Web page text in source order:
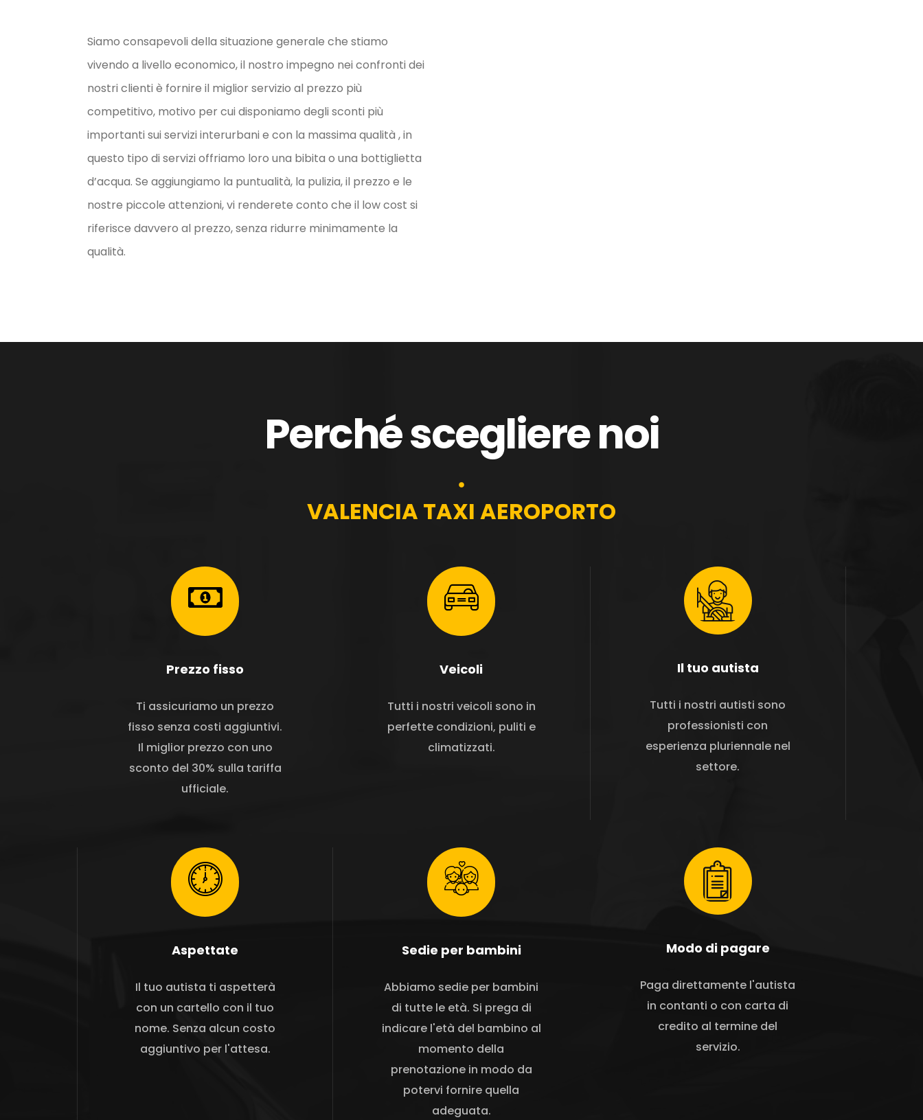
Siamo consapevoli della situazione generale che stiamo
vivendo a livello economico, il nostro impegno nei confronti dei
nostri clienti è fornire il miglior servizio al prezzo più
competitivo, motivo per cui disponiamo degli sconti più
importanti sui servizi interurbani e con la massima qualità , in
questo tipo di servizi offriamo loro una bibita o una bottiglietta
d’acqua. Se aggiungiamo la puntualità, la pulizia, il prezzo e le
nostre piccole attenzioni, vi renderete conto che il low cost si
riferisce davvero al prezzo, senza ridurre minimamente la
qualità.
Perché scegliere noi
VALENCIA TAXI AEROPORTO
Prezzo fisso
Ti assicuriamo un prezzo
fisso senza costi aggiuntivi.
Il miglior prezzo con uno
sconto del 30% sulla tariffa
ufficiale.
Veicoli
Tutti i nostri veicoli sono in
perfette condizioni, puliti e
climatizzati.
Il tuo autista
Tutti i nostri autisti sono
professionisti con
esperienza pluriennale nel
settore.
Aspettate
Il tuo autista ti aspetterà
con un cartello con il tuo
nome. Senza alcun costo
aggiuntivo per l'attesa.
Sedie per bambini
Abbiamo sedie per bambini
di tutte le età. Si prega di
indicare l'età del bambino al
momento della
prenotazione in modo da
potervi fornire quella
adeguata.
Modo di pagare
Paga direttamente l'autista
in contanti o con carta di
credito al termine del
servizio.